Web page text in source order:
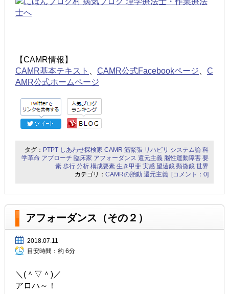
【CAMR情報】
CAMR基本テキスト
CAMR公式Facebookページ
C
AMR公式ホームページ
タグ： PTPT しあわせ探検家 CAMR 筋緊張 リハビリ システム論 科
学革命 アプローチ 臨床家 アフォーダンス 還元主義 脳性運動障害 要
素 歩行 分析 構成要素 生き甲斐 実感 望遠鏡 顕微鏡 世界
カテゴリ：CAMRの胎動 還元主義 [コメント：0]
アフォーダンス（その２）
2018.07.11
目安時間： 約 6分
＼(＾▽＾)／
アロハ～！